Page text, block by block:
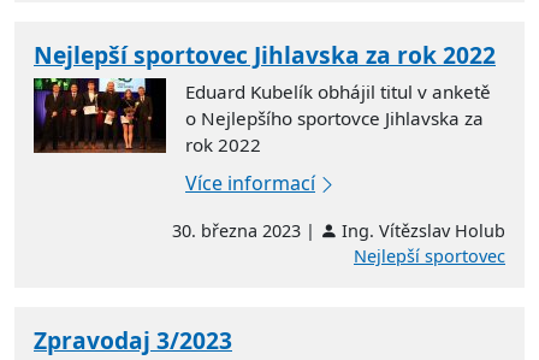
Nejlepší sportovec Jihlavska za rok 2022
Eduard Kubelík obhájil titul v anketě
o Nejlepšího sportovce Jihlavska za
rok 2022
Více informací
30. března 2023 |
Ing. Vítězslav Holub
Nejlepší sportovec
Zpravodaj 3/2023